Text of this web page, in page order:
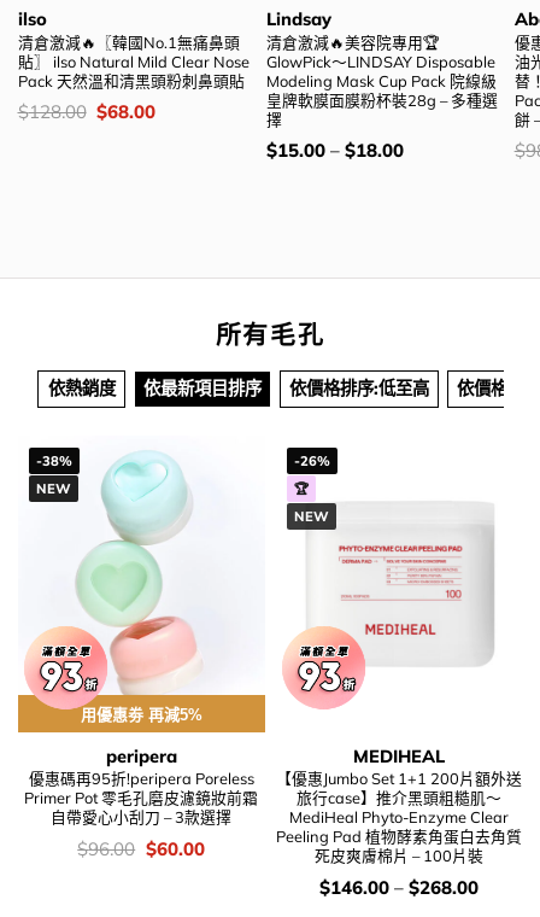
ilso
清倉激減🔥〖韓國No.1無痛鼻頭
貼〗 ilso Natural Mild Clear Nose
Pack 天然溫和清黑頭粉刺鼻頭貼
價
錢：
$128.00 Original
price
$68.00Current
Lindsay
清倉激減🔥美容院專用🏆
GlowPick～LINDSAY Disposable
Modeling Mask Cup Pack 院線級
皇牌軟膜面膜粉杯裝28g – 多種選
擇
價
錢：
$15.00– $18.00
優
油
替
餅
價
錢
$
所有毛孔
依熱銷度 依最新項目排序 依價格排序:低至高 依價格排
-38%
NEW
用優惠劵 再減5%
peripera
優惠碼再95折!peripera Poreless
Primer Pot 零毛孔磨皮濾鏡妝前霜
自帶愛心小刮刀 – 3款選擇
價
錢：
$96.00 Original
price
$60.00Current
-26%
🏆
NEW
MEDIHEAL
【優惠Jumbo Set 1+1 200片額外送
旅行case】推介黑頭粗糙肌～
MediHeal Phyto-Enzyme Clear
Peeling Pad 植物酵素角蛋白去角質
死皮爽膚棉片 – 100片裝
價
錢：
$146.00 – $268.00